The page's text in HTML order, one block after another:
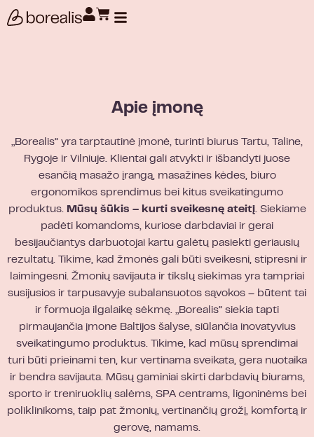
Apie įmonę
„Borealis“ yra tarptautinė įmonė, turinti biurus Tartu, Taline,
Rygoje ir Vilniuje. Klientai gali atvykti ir išbandyti juose
esančią masažo įrangą, masažines kėdes, biuro
ergonomikos sprendimus bei kitus sveikatingumo
produktus. Mūsų šūkis – kurti sveikesnę ateitį. Siekiame
padėti komandoms, kuriose darbdaviai ir gerai
besijaučiantys darbuotojai kartu galėtų pasiekti geriausių
rezultatų. Tikime, kad žmonės gali būti sveikesni, stipresni ir
laimingesni. Žmonių savijauta ir tikslų siekimas yra tampriai
susijusios ir tarpusavyje subalansuotos sąvokos – būtent tai
ir formuoja ilgalaikę sėkmę. „Borealis“ siekia tapti
pirmaujančia įmone Baltijos šalyse, siūlančia inovatyvius
sveikatingumo produktus. Tikime, kad mūsų sprendimai
turi būti prieinami ten, kur vertinama sveikata, gera nuotaika
ir bendra savijauta. Mūsų gaminiai skirti darbdavių biurams,
sporto ir treniruoklių salėms, SPA centrams, ligoninėms bei
poliklinikoms, taip pat žmonių, vertinančių grožį, komfortą ir
gerovę, namams.